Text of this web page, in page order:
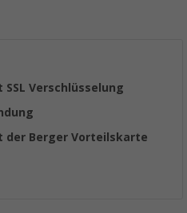
Verschlüsselung
der Berger Vorteilskarte